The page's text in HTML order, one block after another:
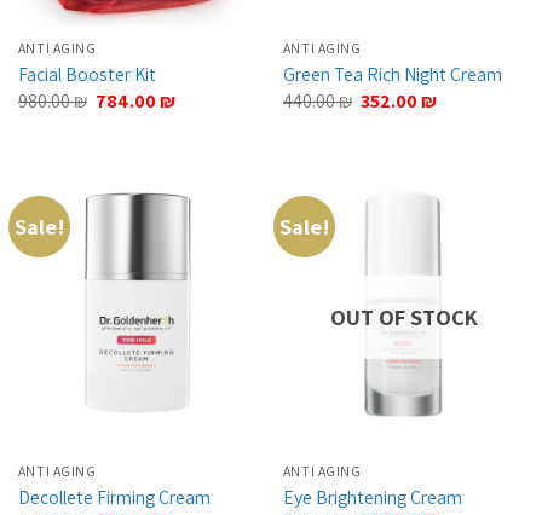
ANTI AGING
Facial Booster Kit
980.00₪ Original
784.00 ₪Current
ANTI AGING
Green Tea Rich Night Cream
440.00₪ Original
352.00 ₪Current
Sale!
ANTI AGING
Decollete Firming Cream
Sale!
OUT OF STOCK
ANTI AGING
Eye Brightening Cream